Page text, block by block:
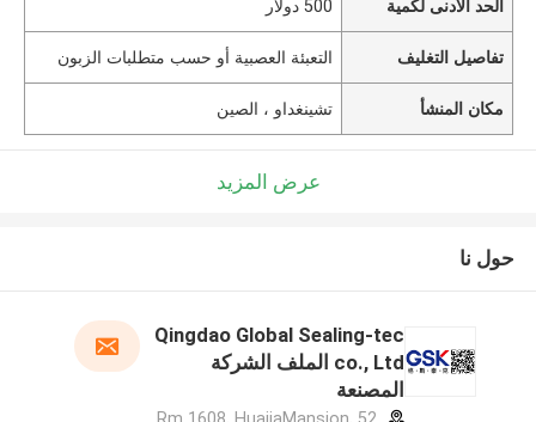
الحد الأدنى لكمية 500 دولار
تفاصيل التغليف التعبئة العصبية أو حسب متطلبات الزبون
مكان المنشأ تشينغداو ، الصين
عرض المزيد
حول نا
Qingdao Global Sealing-tec
co., Ltd الملف الشركة
المصنعة